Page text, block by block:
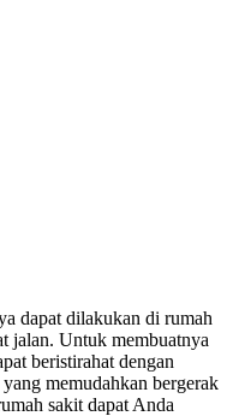
dapat dilakukan di rumah
jalan. Untuk membuatnya
beristirahat dengan
memudahkan bergerak
sakit dapat Anda